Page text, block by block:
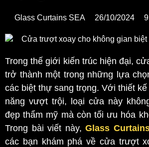
Glass Curtains SEA 26/10/2024
Trong thế giới kiến trúc hiện đại,
trở thành một trong những lựa
các biệt thự sang trọng. Với thiết
năng vượt trội, loại cửa này
đẹp thẩm mỹ mà còn tối ưu hóa
Trong bài viết này, Glass
các bạn khám phá về cửa trượt